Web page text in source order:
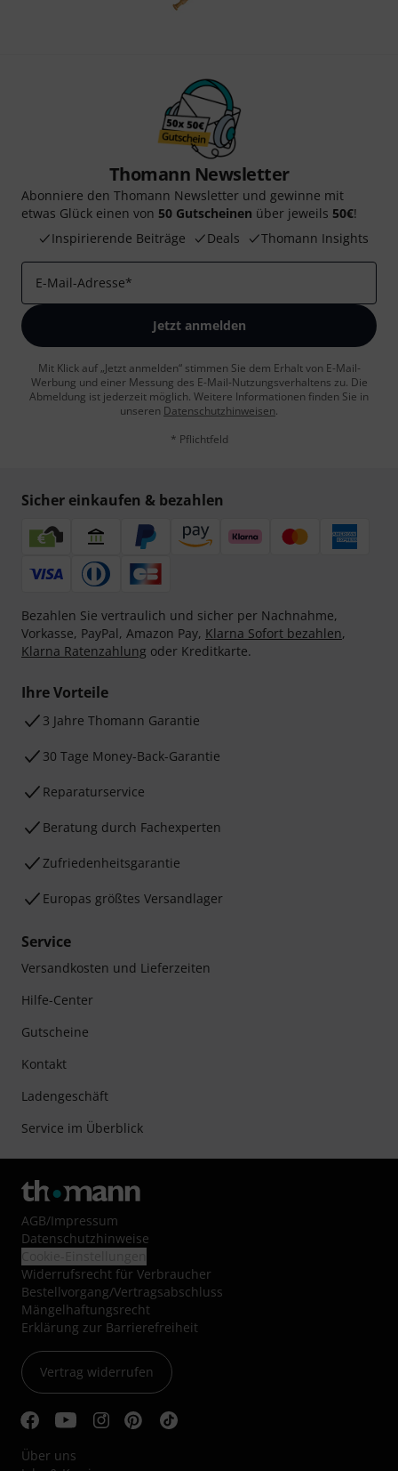
Thomann Newsletter
Abonniere den Thomann Newsletter und gewinne mit
etwas Glück einen von 50 Gutscheinen über jeweils 50€!
Inspirierende Beiträge
Deals Thomann Insights
E-Mail-Adresse*
Jetzt anmelden
Mit Klick auf „Jetzt anmelden“ stimmen Sie dem Erhalt von E-Mail-
Werbung und einer Messung des E-Mail-Nutzungsverhaltens zu. Die
Abmeldung ist jederzeit möglich. Weitere Informationen finden Sie in
unseren Datenschutzhinweisen.
* Pflichtfeld
Sicher einkaufen & bezahlen
Bezahlen Sie vertraulich und sicher per Nachnahme,
Vorkasse, PayPal, Amazon Pay, Klarna Sofort bezahlen,
Klarna Ratenzahlung oder Kreditkarte.
Ihre Vorteile
3 Jahre Thomann Garantie
30 Tage Money-Back-Garantie
Reparaturservice
Beratung durch Fachexperten
Zufriedenheitsgarantie
Europas größtes Versandlager
Service
Versandkosten und Lieferzeiten
Hilfe-Center
Gutscheine
Kontakt
Ladengeschäft
Service im Überblick
AGB/Impressum
Datenschutzhinweise
Widerrufsrecht für Verbraucher
Bestellvorgang/Vertragsabschluss
Mängelhaftungsrecht
Erklärung zur Barrierefreiheit
Vertrag widerrufen
Über uns